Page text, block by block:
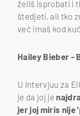
želiš isprobati i
štedjeti, ali tko
već imaš kod
Hailey Bieber -
U intervjuu za
je da joj je
jer joj miris nije